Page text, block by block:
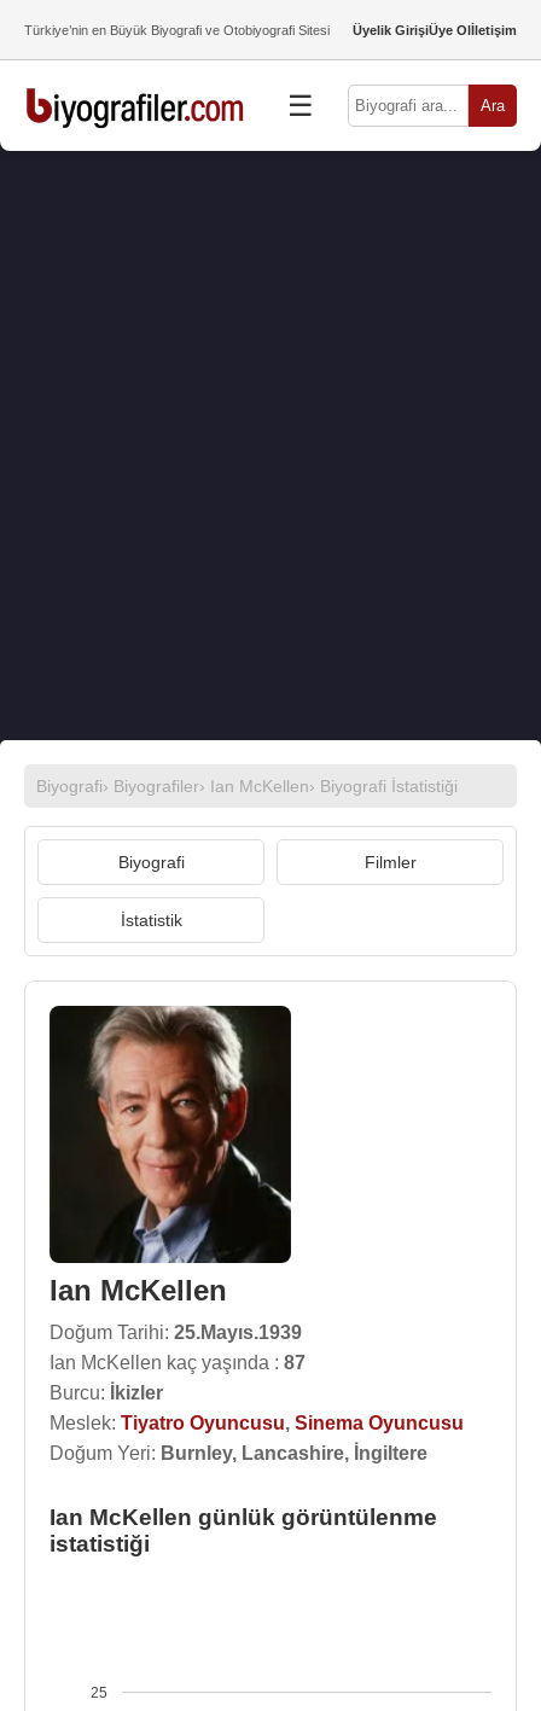
Türkiye’nin en Büyük Biyografi ve Otobiyografi Sitesi Üyelik GirişiÜye Olİletişim
☰ Ara
Biyografi› Biyografiler› Ian McKellen› Biyografi İstatistiği
Biyografi Filmler
İstatistik
Ian McKellen
Doğum Tarihi: 25.Mayıs.1939
Ian McKellen kaç yaşında : 87
Burcu:
İkizler
Meslek: Tiyatro Oyuncusu, Sinema Oyuncusu
Doğum Yeri: Burnley, Lancashire, İngiltere
Ian McKellen günlük görüntülenme
istatistiği
25